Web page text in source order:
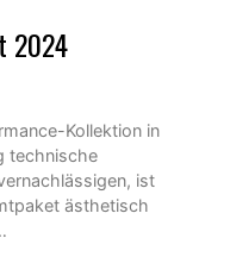
2024
Kollektion in
technische
ist
ästhetisch